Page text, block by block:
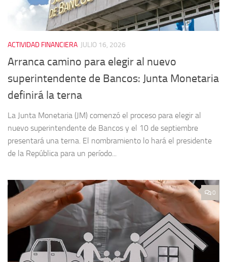
ACTIVIDAD FINANCIERA JULIO 16, 2026
Arranca camino para elegir al nuevo
superintendente de Bancos: Junta Monetaria
definirá la terna
La Junta Monetaria (JM) comenzó el proceso para elegir al
nuevo superintendente de Bancos y el 10 de septiembre
presentará una terna. El nombramiento lo hará el presidente
de la República para un período...
0